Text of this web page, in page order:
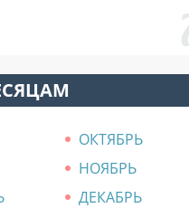
ОКТЯБРЬ
НОЯБРЬ
ДЕКАБРЬ